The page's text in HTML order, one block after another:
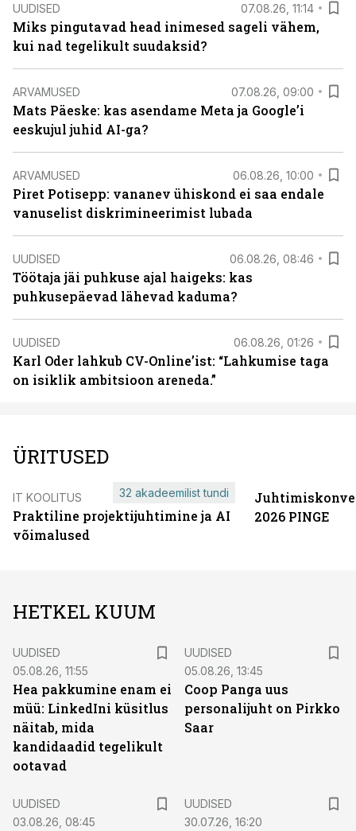
UUDISED 07.08.26, 11:14
Miks pingutavad head inimesed sageli vähem,
kui nad tegelikult suudaksid?
ARVAMUSED 07.08.26, 09:00
Mats Päeske: kas asendame Meta ja Google’i
eeskujul juhid AI-ga?
ARVAMUSED 06.08.26, 10:00
Piret Potisepp: vananev ühiskond ei saa endale
vanuselist diskrimineerimist lubada
UUDISED 06.08.26, 08:46
Töötaja jäi puhkuse ajal haigeks: kas
puhkusepäevad lähevad kaduma?
UUDISED 06.08.26, 01:26
Karl Oder lahkub CV-Online’ist: “Lahkumise taga
on isiklik ambitsioon areneda.”
ÜRITUSED
IT KOOLITUS
Praktiline projektijuhtimine ja AI
võimalused
32 akadeemilist tundi
2026 PINGE
HETKEL KUUM
UUDISED
05.08.26, 11:55
Hea pakkumine enam ei
müü: LinkedIni küsitlus
näitab, mida
kandidaadid tegelikult
ootavad
UUDISED
05.08.26, 13:45
Coop Panga uus
personalijuht on Pirkko
Saar
UUDISED
03.08.26, 08:45
UUDISED
30.07.26, 16:20